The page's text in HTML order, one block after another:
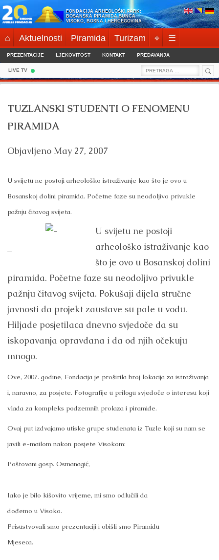
Skip
to
content
FONDACIJA ARHEOLOŠKI PARK:
BOSANSKA PIRAMIDA SUNCA
VISOKO, BOSNA I HERCEGOVINA
⌂ Aktuelnosti Piramida Turizam ⌖ ☰
PREZENTACIJE LJEKOVITOST KONTAKT PREDAVANJA
LIVE TV
Search
for:
TUZLANSKI STUDENTI O FENOMENU
PIRAMIDA
Objavljeno May 27, 2007
U svijetu ne postoji arheološko istraživanje kao što je ovo u
Bosanskoj dolini piramida. Početne faze su neodoljivo privukle
pažnju čitavog svijeta.
–
U svijetu ne postoji
arheološko istraživanje kao
što je ovo u Bosanskoj dolini
piramida. Početne faze su neodoljivo privukle
pažnju čitavog svijeta. Pokušaji dijela stručne
javnosti da projekt zaustave su pale u vodu.
Hiljade posjetilaca dnevno svjedoče da su
iskopavanja opravdana i da od njih očekuju
mnogo.
Ove, 2007. godine, Fondacija je proširila broj lokacija za istraživanja
i, naravno, za posjete. Fotografije u prilogu svjedoče o interesu koji
vlada za kompleks podzemnih prolaza i piramide.
Ovaj put izdvajamo utiske grupe studenata iz Tuzle koji su nam se
javili e-mailom nakon posjete Visokom:
Poštovani gosp. Osmanagić,
Iako je bilo kišovito vrijeme, mi smo odlučili da
dođemo u Visoko.
Prisustvovali smo prezentaciji i obišli smo Piramidu
Mjeseca.